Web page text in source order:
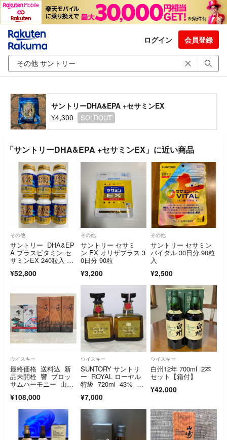
ログイン 会員登録
サントリーDHA&EPA +セサミンEX
¥4,300
SOLDOUT
「サントリーDHA&EPA +セサミンEX」に近い商品
その他
サントリー DHA&EP
A プラスビタミン セ
サミンEX 240粒入 6
¥52,800
その他
サントリー セサミ
ン EX オリザプラス 3
0日分 90粒
¥3,200
その他
サントリー セサミン
バイタル 30日分 90粒
入
¥2,500
ウイスキー
最終価格 送料込 新
品未開栓 響 ブロッ
サムハーモニー 山崎
ン 2022 2023 ５本セ
ット
¥108,000
ウイスキー
SUNTORY サントリ
ー ROYAL ローヤル
特級 720ml 43% 2
酒
¥7,000
ウイスキー
白州12年 700ml 2本
セット【箱付】
¥42,000